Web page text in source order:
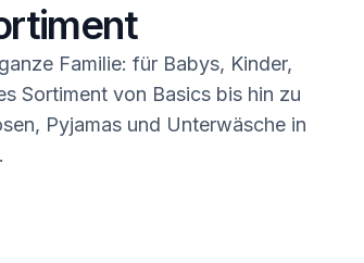
Familie: für Babys, Kinder,
Sortiment von Basics bis hin zu
Pyjamas und Unterwäsche in